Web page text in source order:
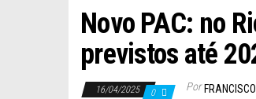
Novo PAC: no
previstos até
16/04/2025 0 Por